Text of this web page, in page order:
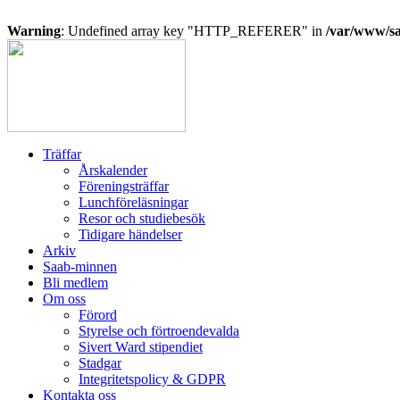
Warning: Undefined array key "HTTP_REFERER" in /var/www/
Hoppa
Träffar
Årskalender
Föreningsträffar
Lunchföreläsningar
Resor och studiebesök
Tidigare händelser
Arkiv
Saab-minnen
Bli medlem
Om oss
Förord
Styrelse och förtroendevalda
Sivert Ward stipendiet
Stadgar
Integritetspolicy & GDPR
Kontakta oss